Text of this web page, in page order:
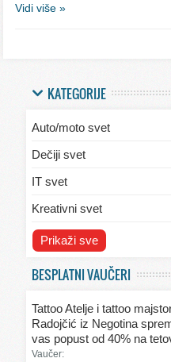
Vidi više »
KATEGORIJE
Auto/moto svet
Dečiji svet
IT svet
Kreativni svet
Svet ekologije
Svet kulinarstva
Svet lepote
Prikaži sve
BESPLATNI VAUČERI
Tattoo Atelje i tattoo
Radojčić iz Negotina
vas popust od 40% na
Vaučer: